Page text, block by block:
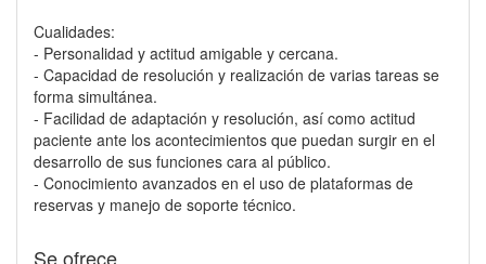
Cualidades:
- Personalidad y actitud amigable y cercana.
- Capacidad de resolución y realización de varias tareas se
forma simultánea.
- Facilidad de adaptación y resolución, así como actitud
paciente ante los acontecimientos que puedan surgir en el
desarrollo de sus funciones cara al público.
- Conocimiento avanzados en el uso de plataformas de
reservas y manejo de soporte técnico.
Se ofrece